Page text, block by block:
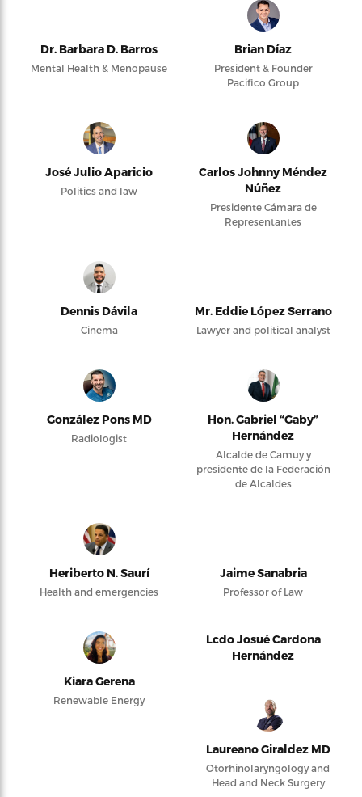
Dr. Barbara D. Barros
Mental Health & Menopause
Brian Díaz
President & Founder
Pacifico Group
José Julio Aparicio
Politics and law
Carlos Johnny Méndez
Núñez
Presidente Cámara de
Representantes
Dennis Dávila
Cinema
Mr. Eddie López Serrano
Lawyer and political analyst
González Pons MD
Radiologist
Hon. Gabriel “Gaby”
Hernández
Alcalde de Camuy y
presidente de la Federación
de Alcaldes
Heriberto N. Saurí
Health and emergencies
Jaime Sanabria
Professor of Law
Kiara Gerena
Renewable Energy
Lcdo Josué Cardona
Hernández
Laureano Giraldez MD
Otorhinolaryngology and
Head and Neck Surgery